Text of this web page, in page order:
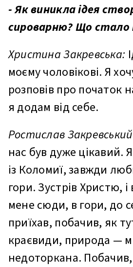
- Як виникла ідея
сироварню? Що стало
Христина Закревська:
моєму чоловікові. Я
розповів про початок
я додам від себе.
Ростислав
нас був дуже цікавий.
із Коломиї, завжди
гори. Зустрів Христю,
мене сюди, в гори, до
приїхав, побачив, як
краєвиди, природа —
недоторкана.